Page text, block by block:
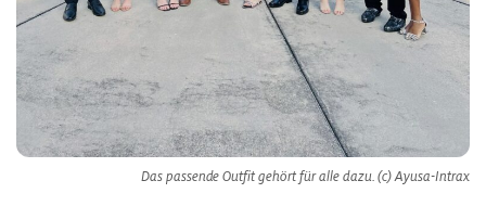
Das passende Outfit gehört für alle dazu. (c) Ayusa-Intrax